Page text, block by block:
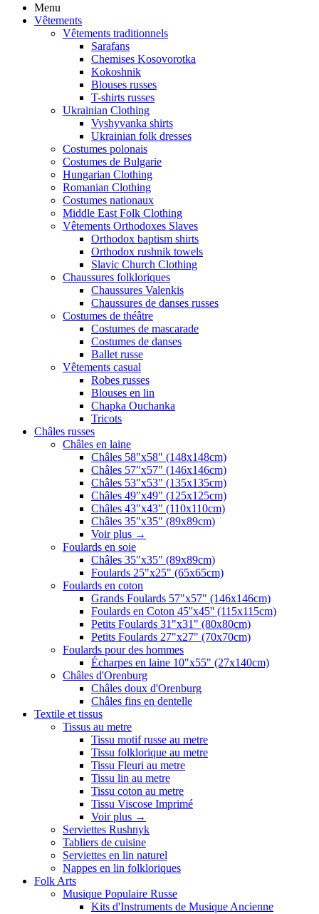
Menu
Vêtements
Vêtements traditionnels
Sarafans
Chemises Kosovorotka
Kokoshnik
Blouses russes
T-shirts russes
Ukrainian Clothing
Vyshyvanka shirts
Ukrainian folk dresses
Costumes polonais
Costumes de Bulgarie
Hungarian Clothing
Romanian Clothing
Costumes nationaux
Middle East Folk Clothing
Vêtements Orthodoxes Slaves
Orthodox baptism shirts
Orthodox rushnik towels
Slavic Church Clothing
Chaussures folkloriques
Chaussures Valenkis
Chaussures de danses russes
Costumes de théâtre
Costumes de mascarade
Costumes de danses
Ballet russe
Vêtements casual
Robes russes
Blouses en lin
Chapka Ouchanka
Tricots
Châles russes
Châles en laine
Châles 58"x58" (148x148cm)
Châles 57"x57" (146x146cm)
Châles 53"x53" (135x135cm)
Châles 49"x49" (125x125cm)
Châles 43"x43" (110x110cm)
Châles 35"x35" (89x89cm)
Voir plus →
Foulards en soie
Châles 35"x35" (89x89cm)
Foulards 25"x25" (65x65cm)
Foulards en coton
Grands Foulards 57"x57" (146x146cm)
Foulards en Coton 45''x45'' (115x115cm)
Petits Foulards 31"x31" (80x80cm)
Petits Foulards 27"x27" (70x70cm)
Foulards pour des hommes
Écharpes en laine 10"x55" (27x140cm)
Châles d'Orenburg
Châles doux d'Orenburg
Châles fins en dentelle
Textile et tissus
Tissus au metre
Tissu motif russe au metre
Tissu folklorique au metre
Tissu Fleuri au metre
Tissu lin au metre
Tissu coton au metre
Tissu Viscose Imprimé
Voir plus →
Serviettes Rushnyk
Tabliers de cuisine
Serviettes en lin naturel
Nappes en lin folkloriques
Folk Arts
Musique Populaire Russe
Kits d'Instruments de Musique Ancienne